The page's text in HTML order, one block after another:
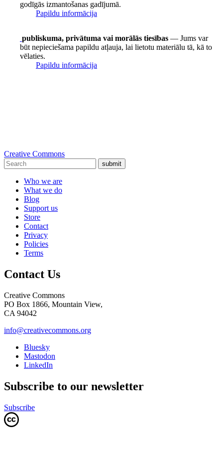
godīgās izmantošanas gadījumā.
Papildu informācija
publiskuma, privātuma vai morālās tiesības — Jums var
būt nepieciešama papildu atļauja, lai lietotu materiālu tā, kā to
vēlaties.
Papildu informācija
Creative Commons
submit
Who we are
What we do
Blog
Support us
Store
Contact
Privacy
Policies
Terms
Contact Us
Creative Commons
PO Box 1866, Mountain View,
CA 94042
info@creativecommons.org
Bluesky
Mastodon
LinkedIn
Subscribe to our newsletter
Subscribe